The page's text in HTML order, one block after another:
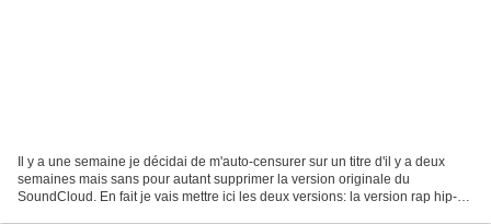
Il y a une semaine je décidai de m'auto-censurer sur un titre d'il y a deux
semaines mais sans pour autant supprimer la version originale du
SoundCloud. En fait je vais mettre ici les deux versions: la version rap hip-